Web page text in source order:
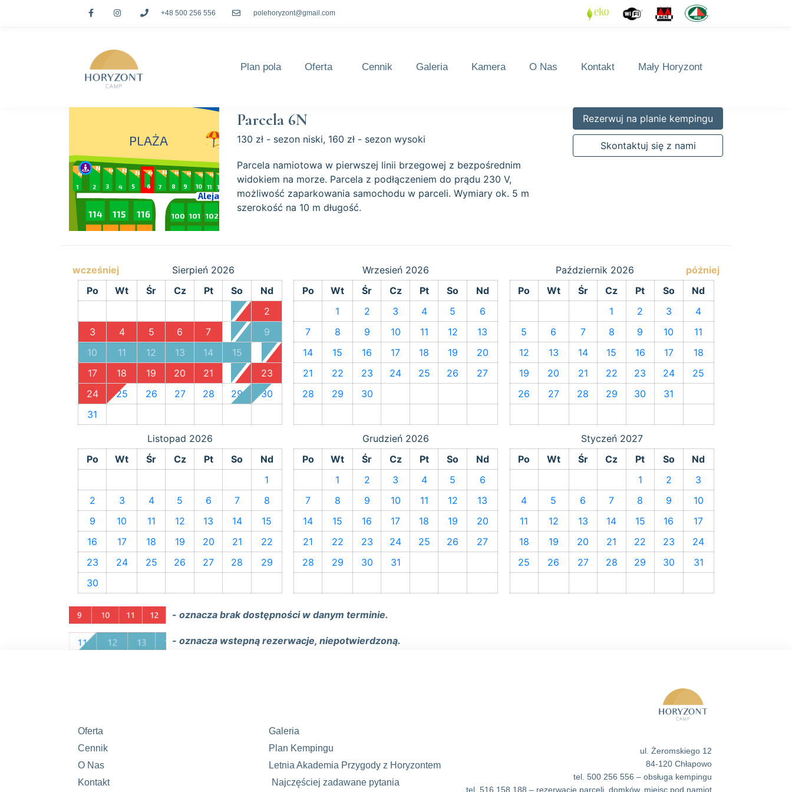
+48 500 256 556 polehoryzont@gmail.com
Plan pola Oferta Cennik Galeria Kamera O Nas Kontakt Mały Horyzont
Parcela 6N
130 zł - sezon niski, 160 zł - sezon wysoki
Parcela namiotowa w pierwszej linii brzegowej z bezpośrednim
widokiem na morze. Parcela z podłączeniem do prądu 230 V,
możliwość zaparkowania samochodu w parceli. Wymiary ok. 5 m
szerokość na 10 m długość.
Rezerwuj na planie kempingu
Skontaktuj się z nami
wcześniej Sierpień 2026
Po
Wt Śr Cz Pt So
Nd
1
2
3
4 5 6 7 8
9
10
11 12 13 14 15
16
17
18 19 20 21 22
23
24
25 26 27 28 29
30
31
Wrzesień 2026
Po
Wt Śr Cz Pt So
Nd
1
2 3 4 5
6
7
8 9 10 11 12
13
14
15 16 17 18 19
20
21
22 23 24 25 26
27
28
29 30
później
Październik 2026
Po
Wt Śr Cz Pt So
Nd
1
2 3
4
5
6 7 8 9 10
11
12
13 14 15 16 17
18
19
20 21 22 23 24
25
26
27 28 29 30 31
Listopad 2026
Po
Wt Śr Cz Pt So
Nd
1
2
3 4 5 6 7
8
9
10 11 12 13 14
15
16
17 18 19 20 21
22
23
24 25 26 27 28
29
30
Grudzień 2026
Po
Wt Śr Cz Pt So
Nd
1
2 3 4 5
6
7
8 9 10 11 12
13
14
15 16 17 18 19
20
21
22 23 24 25 26
27
28
29 30 31
Styczeń 2027
Po
Wt Śr Cz Pt So
Nd
1
2
3
4
5 6 7 8 9
10
11
12 13 14 15 16
17
18
19 20 21 22 23
24
25
26 27 28 29 30 31
- oznacza brak dostępności w danym terminie.
- oznacza wstepną rezerwacje, niepotwierdzoną.
Oferta
Cennik
O Nas
Kontakt
Galeria
Plan Kempingu
Letnia Akademia Przygody z Horyzontem
Najczęściej zadawane pytania
ul. Żeromskiego 12
84-120 Chłapowo
tel. 500 256 556 – obsługa kempingu
tel. 516 158 188 – rezerwacje parceli, domków, miejsc pod namiot